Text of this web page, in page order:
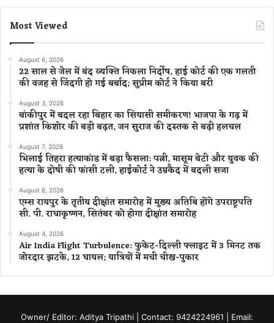
Most Viewed
August 6, 2026
22 साल से जेल में बंद व्यक्ति निकला निर्दोष, हाई कोर्ट की एक गलती
की वजह से जिंदगी हो गई बर्बाद; सुप्रीम कोर्ट ने किया बरी
August 3, 2026
बांकीपुर में बदल रहा बिहार का सियासी समीकरण! भाजपा के गढ़ में
प्रशांत किशोर की बड़ी बढ़त, जन सुराज की दस्तक से बढ़ी हलचल
August 7, 2026
भिलाई तिहरा हत्याकांड में बड़ा फैसला: पत्नी, मासूम बेटी और युवक की
हत्या के दोषी की फांसी टली, हाईकोर्ट ने उम्रकैद में बदली सजा
August 6, 2026
एम्स रायपुर के तृतीय दीक्षांत समारोह में मुख्य अतिथि होंगे उपराष्ट्रपति
सी. पी. राधाकृष्णन, सितंबर को होगा दीक्षांत समारोह
August 4, 2026
Air India Flight Turbulence: फुकेट-दिल्ली फ्लाइट में 3 मिनट तक
जोरदार झटके, 12 घायल; यात्रियों में मची चीख-पुकार
Owner/ Editor: Aditya Tripathi | Contact: 9424224961 | Email: